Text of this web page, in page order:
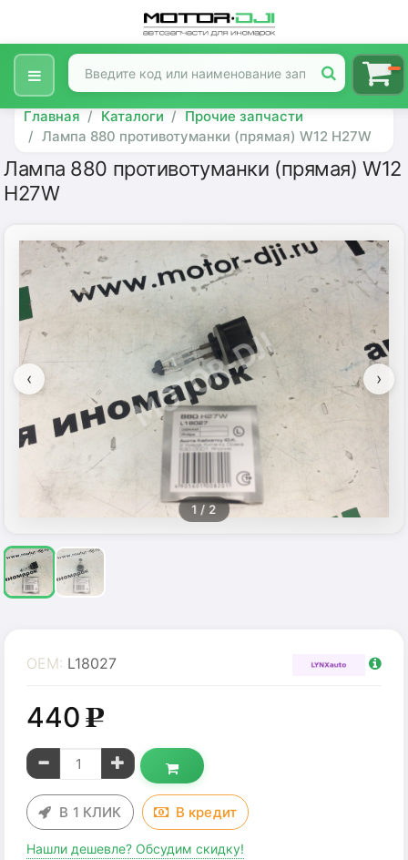
Главная Каталоги
Прочие запчасти
Лампа 880 противотуманки (прямая) W12 H27W
Лампа 880 противотуманки (прямая) W12
H27W
1 / 2
‹ ›
OEM: L18027
440g
В 1 КЛИК В кредит
Нашли дешевле? Обсудим скидку!